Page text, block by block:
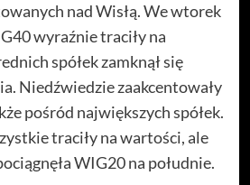
nad Wisłą. We wtorek
wyraźnie traciły na
spółek zamknął się
Niedźwiedzie zaakcentowały
pośród największych spółek.
traciły na wartości, ale
WIG20 na południe.